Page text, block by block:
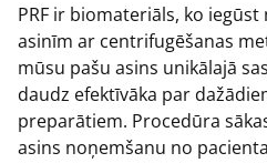
PRF ir biomateriāls, ko
asinīm ar centrifugēšanas
mūsu pašu asins unikālajā
daudz efektīvāka par
preparātiem. Procedūra
asins noņemšanu no